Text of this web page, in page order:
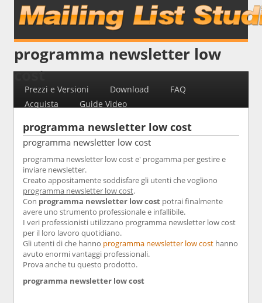
programma newsletter low
cost
Prezzi e Versioni Download
FAQ
Acquista
Guide Video
programma newsletter low cost
programma newsletter low cost
programma newsletter low cost e' progamma per gestire e
inviare newsletter.
Creato appositamente soddisfare gli utenti che vogliono
programma newsletter low cost.
Con programma newsletter low cost potrai finalmente
avere uno strumento professionale e infallibile.
I veri professionisti utilizzano programma newsletter low cost
per il loro lavoro quotidiano.
Gli utenti di che hanno programma newsletter low cost hanno
avuto enormi vantaggi professionali.
Prova anche tu questo prodotto.
programma newsletter low cost